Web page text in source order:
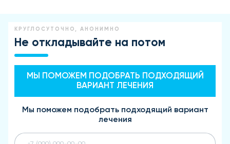
КРУГЛОСУТОЧНО, АНОНИМНО
Не откладывайте на потом
МЫ ПОМОЖЕМ ПОДОБРАТЬ ПОДХОДЯЩИЙ
ВАРИАНТ ЛЕЧЕНИЯ
Мы поможем подобрать подходящий вариант
лечения